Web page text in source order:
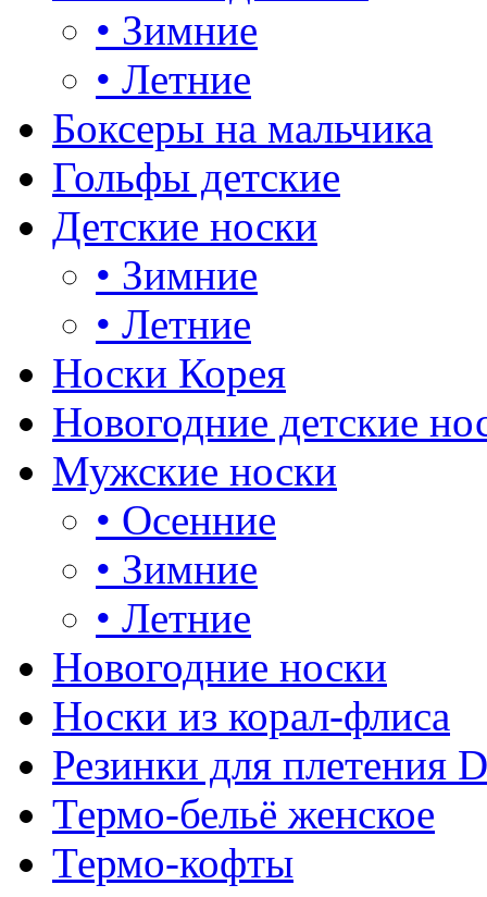
• Зимние
• Летние
Боксеры на мальчика
Гольфы детские
Детские носки
• Зимние
• Летние
Носки Корея
Новогодние детские
Мужские носки
• Осенние
• Зимние
• Летние
Новогодние носки
Носки из корал-флиса
Резинки для плетения
Термо-бельё женское
Термо-кофты